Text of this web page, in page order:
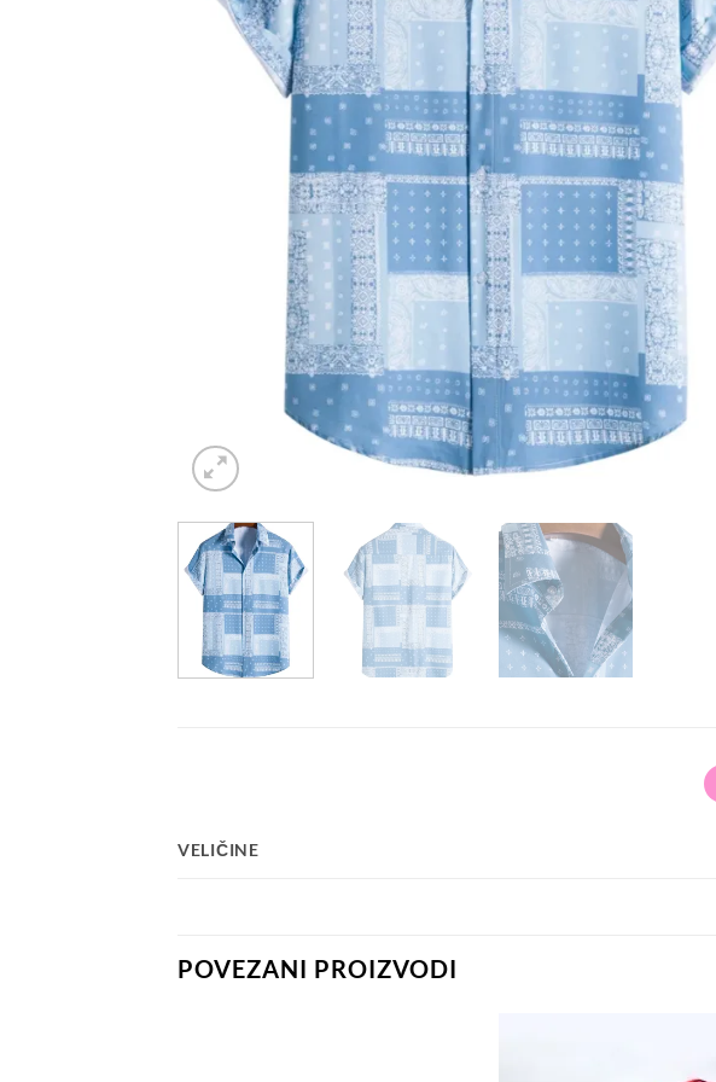
VELIČINE
POVEZANI PROIZVODI